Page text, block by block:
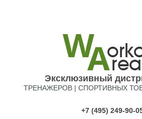
Эксклюзивный
ТРЕНАЖЕРОВ | СПОРТИВНЫХ
+7 (495) 249-90-